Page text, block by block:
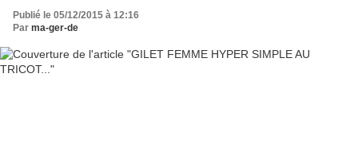
Publié le 05/12/2015 à 12:16
Par ma-ger-de